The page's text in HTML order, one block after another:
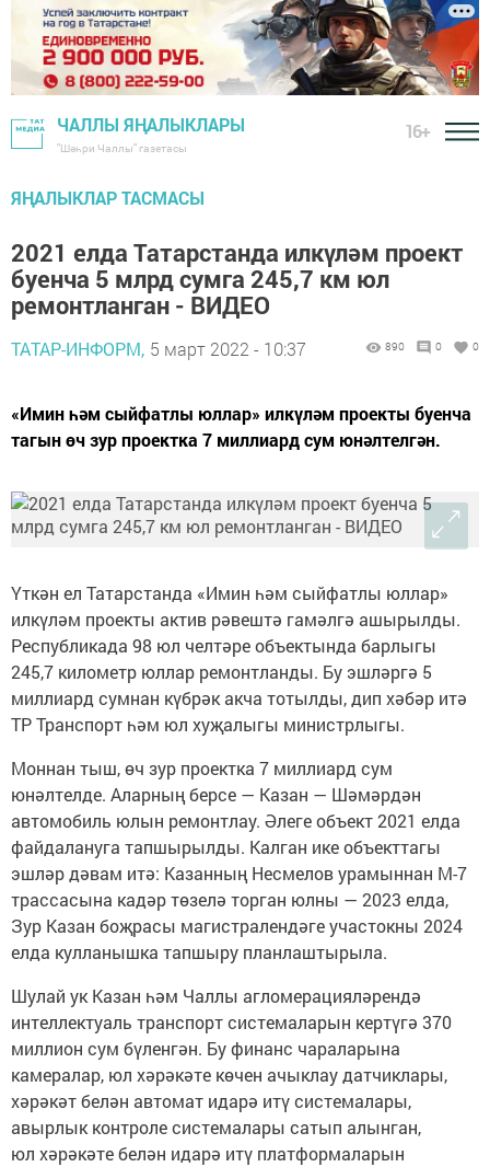
ЧАЛЛЫ ЯҢАЛЫКЛАРЫ
"Шәһри Чаллы" газетасы
16+
ЯҢАЛЫКЛАР ТАСМАСЫ
2021 елда Татарстанда илкүләм проект
буенча 5 млрд сумга 245,7 км юл
ремонтланган - ВИДЕО
ТАТАР-ИНФОРМ, 5 март 2022 - 10:37 890 0 0
«Имин һәм сыйфатлы юллар» илкүләм проекты буенча
тагын өч зур проектка 7 миллиард сум юнәлтелгән.
Үткән ел Татарстанда «Имин һәм сыйфатлы юллар»
илкүләм проекты актив рәвештә гамәлгә ашырылды.
Республикада 98 юл челтәре объектында барлыгы
245,7 километр юллар ремонтланды. Бу эшләргә 5
миллиард сумнан күбрәк акча тотылды, дип хәбәр итә
ТР Транспорт һәм юл хуҗалыгы министрлыгы.
Моннан тыш, өч зур проектка 7 миллиард сум
юнәлтелде. Аларның берсе — Казан — Шәмәрдән
автомобиль юлын ремонтлау. Әлеге объект 2021 елда
файдалануга тапшырылды. Калган ике объекттагы
эшләр дәвам итә: Казанның Несмелов урамыннан М-7
трассасына кадәр төзелә торган юлны — 2023 елда,
Зур Казан боҗрасы магистралендәге участокны 2024
елда кулланышка тапшыру планлаштырыла.
Шулай ук Казан һәм Чаллы агломерацияләрендә
интеллектуаль транспорт системаларын кертүгә 370
миллион сум бүленгән. Бу финанс чараларына
камералар, юл хәрәкәте көчен ачыклау датчиклары,
хәрәкәт белән автомат идарә итү системалары,
авырлык контроле системалары сатып алынган,
юл хәрәкәте белән идарә итү платформаларын